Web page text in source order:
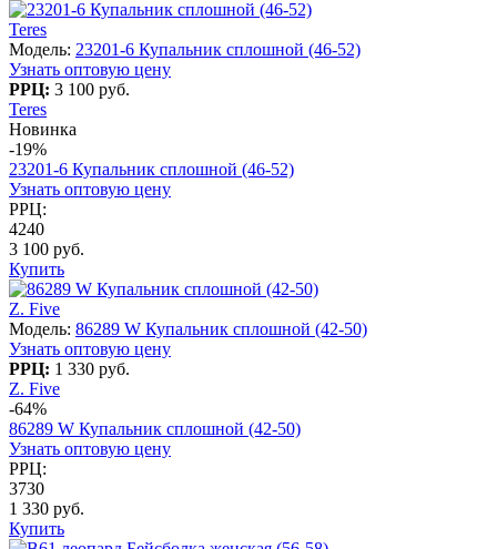
Teres
Модель: 23201-6 Купальник сплошной (46-52)
Узнать оптовую цену
РРЦ: 3 100 руб.
Teres
Новинка
-19%
23201-6 Купальник сплошной (46-52)
Узнать оптовую цену
РРЦ:
4240
3 100 руб.
Купить
Z. Five
Модель: 86289 W Купальник сплошной (42-50)
Узнать оптовую цену
РРЦ: 1 330 руб.
Z. Five
-64%
86289 W Купальник сплошной (42-50)
Узнать оптовую цену
РРЦ:
3730
1 330 руб.
Купить